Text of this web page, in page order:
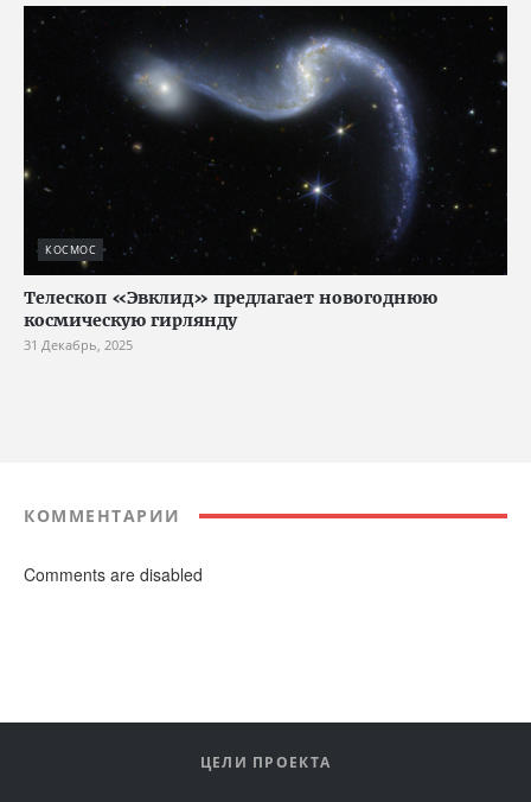
КОСМОС
Телескоп «Эвклид» предлагает новогоднюю
космическую гирлянду
31 Декабрь, 2025
КОММЕНТАРИИ
Comments are disabled
ЦЕЛИ ПРОЕКТА